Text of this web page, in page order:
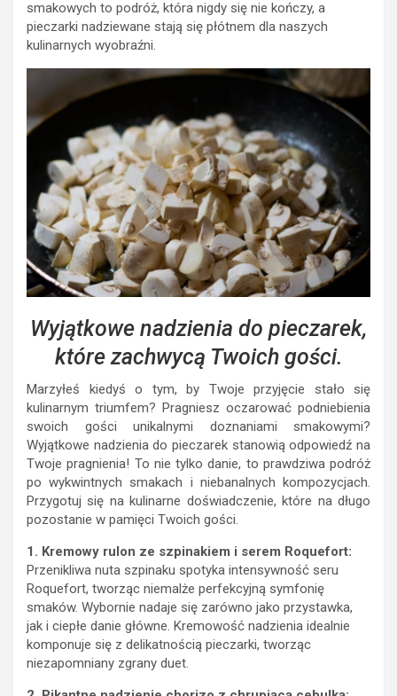
smakowych to podróż, która nigdy się nie kończy, a
pieczarki nadziewane stają się płótnem dla naszych
kulinarnych wyobraźni.
Wyjątkowe nadzienia do pieczarek,
które zachwycą Twoich gości.
Marzyłeś kiedyś o tym, by Twoje przyjęcie stało się
kulinarnym triumfem? Pragniesz oczarować podniebienia
swoich gości unikalnymi doznaniami smakowymi?
Wyjątkowe nadzienia do pieczarek stanowią odpowiedź na
Twoje pragnienia! To nie tylko danie, to prawdziwa podróż
po wykwintnych smakach i niebanalnych kompozycjach.
Przygotuj się na kulinarne doświadczenie, które na długo
pozostanie w pamięci Twoich gości.
1. Kremowy rulon ze szpinakiem i serem Roquefort:
Przenikliwa nuta szpinaku spotyka intensywność seru
Roquefort, tworząc niemalże perfekcyjną symfonię
smaków. Wybornie nadaje się zarówno jako przystawka,
jak i ciepłe danie główne. Kremowość nadzienia idealnie
komponuje się z delikatnością pieczarki, tworząc
niezapomniany zgrany duet.